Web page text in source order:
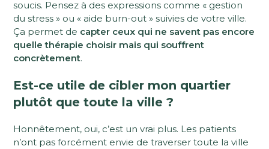
soucis. Pensez à des expressions comme « gestion
du stress » ou « aide burn-out » suivies de votre ville.
Ça permet de capter ceux qui ne savent pas encore
quelle thérapie choisir mais qui souffrent
concrètement.
Est-ce utile de cibler mon quartier
plutôt que toute la ville ?
Honnêtement, oui, c’est un vrai plus. Les patients
n’ont pas forcément envie de traverser toute la ville